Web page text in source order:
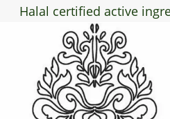
Halal certified active